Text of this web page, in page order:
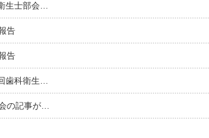
生士部会…
告
告
歯科衛生…
の記事が…